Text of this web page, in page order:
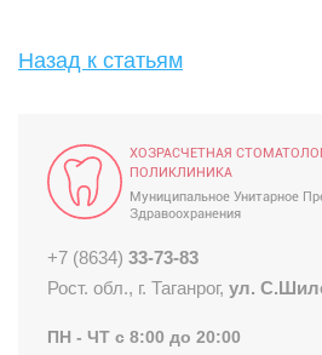
Назад к статьям
ХОЗРАСЧЕТНАЯ
ПОЛИКЛИНИКА
Муниципальное Унитарное
Здравоохранения
+7 (8634) 33-73-83
Рост. обл., г. Таганрог, ул.
ПН - ЧТ с 8:00 до 20:00